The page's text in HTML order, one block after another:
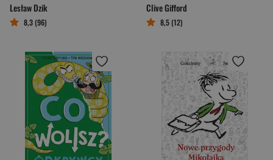
Lesław Dzik
8,3 (96)
Clive Gifford
8,5 (12)